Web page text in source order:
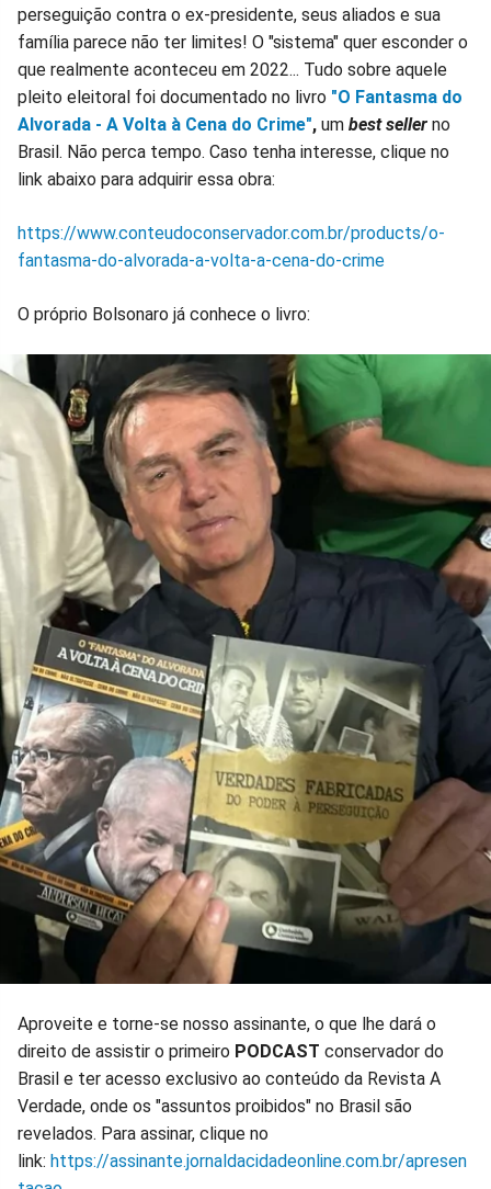
perseguição contra o ex-presidente, seus aliados e sua
família parece não ter limites! O "sistema" quer esconder o
que realmente aconteceu em 2022... Tudo sobre aquele
pleito eleitoral foi documentado no livro "O Fantasma do
Alvorada - A Volta à Cena do Crime", um best seller no
Brasil. Não perca tempo. Caso tenha interesse, clique no
link abaixo para adquirir essa obra:
https://www.conteudoconservador.com.br/products/o-
fantasma-do-alvorada-a-volta-a-cena-do-crime
O próprio Bolsonaro já conhece o livro:
Aproveite e torne-se nosso assinante, o que lhe dará o
direito de assistir o primeiro PODCAST conservador do
Brasil e ter acesso exclusivo ao conteúdo da Revista A
Verdade, onde os "assuntos proibidos" no Brasil são
revelados. Para assinar, clique no
link: https://assinante.jornaldacidadeonline.com.br/apresen